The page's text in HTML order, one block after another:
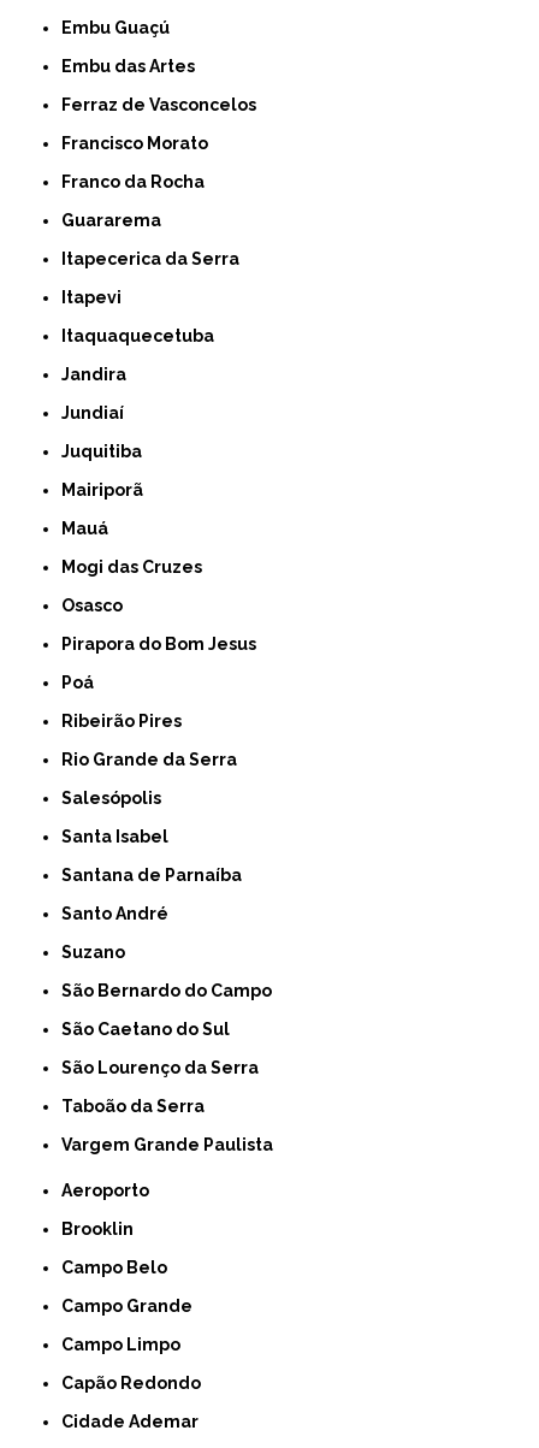
Embu Guaçú
Embu das Artes
Ferraz de Vasconcelos
Francisco Morato
Franco da Rocha
Guararema
Itapecerica da Serra
Itapevi
Itaquaquecetuba
Jandira
Jundiaí
Juquitiba
Mairiporã
Mauá
Mogi das Cruzes
Osasco
Pirapora do Bom Jesus
Poá
Ribeirão Pires
Rio Grande da Serra
Salesópolis
Santa Isabel
Santana de Parnaíba
Santo André
Suzano
São Bernardo do Campo
São Caetano do Sul
São Lourenço da Serra
Taboão da Serra
Vargem Grande Paulista
Aeroporto
Brooklin
Campo Belo
Campo Grande
Campo Limpo
Capão Redondo
Cidade Ademar